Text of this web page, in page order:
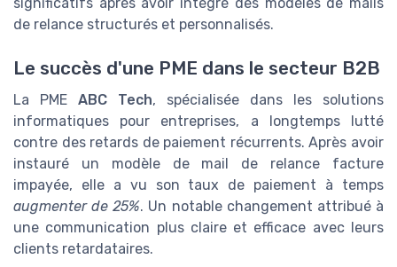
de relance structurés et personnalisés.
Le succès d'une PME dans le secteur B2B
La PME ABC Tech, spécialisée dans les solutions
informatiques pour entreprises, a longtemps lutté
contre des retards de paiement récurrents. Après avoir
instauré un modèle de mail de relance facture
impayée, elle a vu son taux de paiement à temps
augmenter de 25%. Un notable changement attribué à
une communication plus claire et efficace avec leurs
clients retardataires.